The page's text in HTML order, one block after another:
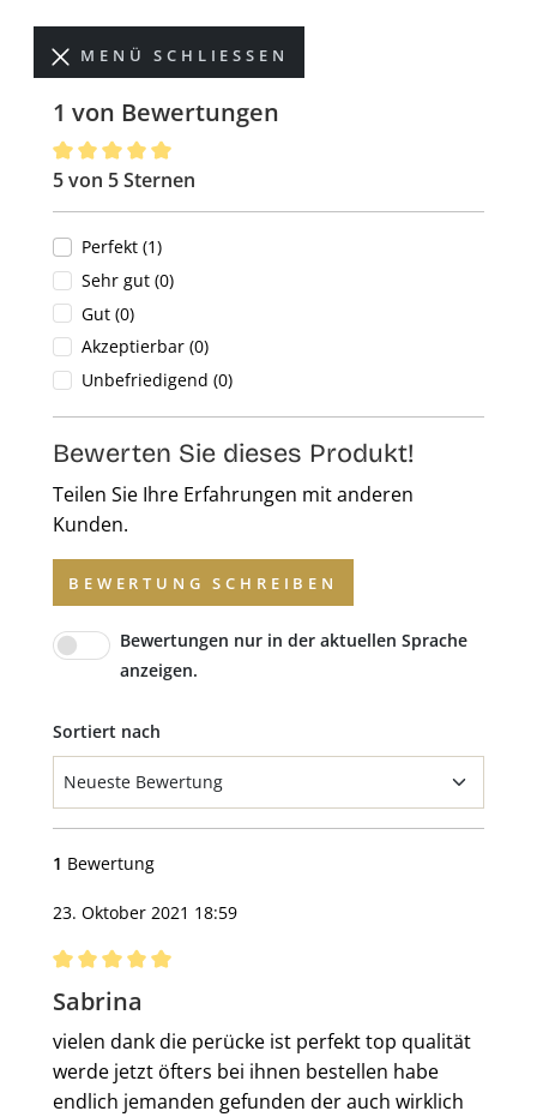
MENÜ SCHLIESSEN
1 von Bewertungen
Durchschnittliche Bewertung von 5 von 5 Sternen
5 von 5 Sternen
Perfekt (1)
Sehr gut (0)
Gut (0)
Akzeptierbar (0)
Unbefriedigend (0)
Bewerten Sie dieses Produkt!
Teilen Sie Ihre Erfahrungen mit anderen
Kunden.
BEWERTUNG SCHREIBEN
Bewertungen nur in der aktuellen Sprache
anzeigen.
Sortiert nach
1 Bewertung
23. Oktober 2021 18:59
Bewertung mit 5 von 5 Sternen
Sabrina
vielen dank die perücke ist perfekt top qualität
werde jetzt öfters bei ihnen bestellen habe
endlich jemanden gefunden der auch wirklich